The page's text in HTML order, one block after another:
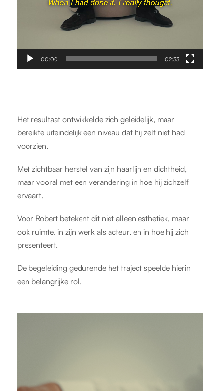
00:00 02:33
Het resultaat ontwikkelde zich geleidelijk, maar
bereikte uiteindelijk een niveau dat hij zelf niet had
voorzien.
Met zichtbaar herstel van zijn haarlijn en dichtheid,
maar vooral met een verandering in hoe hij zichzelf
ervaart.
Voor Robert betekent dit niet alleen esthetiek, maar
ook ruimte, in zijn werk als acteur, en in hoe hij zich
presenteert.
De begeleiding gedurende het traject speelde hierin
een belangrijke rol.